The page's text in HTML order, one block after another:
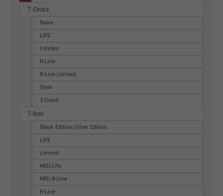
T-Cross
Basis
LIFE
Limited
R-Line
R-Line Limited
Style
T-Cross
T-Roc
Black Edition/Silver Edition
LIFE
Limited
NEU Life
NEU R-Line
R-Line